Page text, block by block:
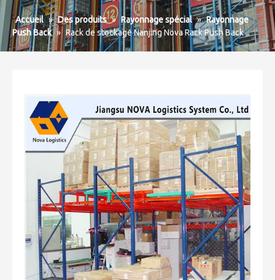
Accueil » Des produits » Rayonnage spécial » Rayonnage
Push Back » Rack de stockage Nanjing Nova Rack Push Back